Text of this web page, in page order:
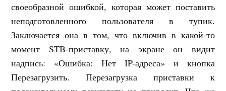
своеобразной ошибкой, которая может поставить
неподготовленного пользователя в тупик.
Заключается она в том, что включив в какой-то
момент STB-приставку, на экране он видит
надпись: «Ошибка: Нет IP-адреса» и кнопка
Перезагрузить. Перезагрузка приставки к